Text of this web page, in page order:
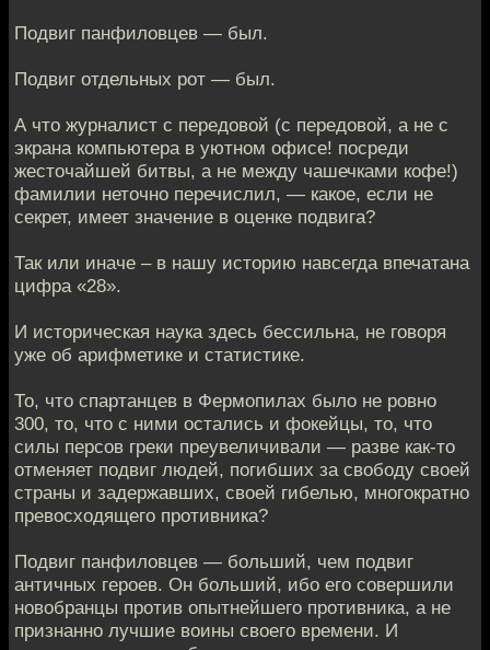
Подвиг панфиловцев — был.
Подвиг отдельных рот — был.
А что журналист с передовой (с передовой, а не с
экрана компьютера в уютном офисе! посреди
жесточайшей битвы, а не между чашечками кофе!)
фамилии неточно перечислил, — какое, если не
секрет, имеет значение в оценке подвига?
Так или иначе – в нашу историю навсегда впечатана
цифра «28».
И историческая наука здесь бессильна, не говоря
уже об арифметике и статистике.
То, что спартанцев в Фермопилах было не ровно
300, то, что с ними остались и фокейцы, то, что
силы персов греки преувеличивали — разве как-то
отменяет подвиг людей, погибших за свободу своей
страны и задержавших, своей гибелью, многократно
превосходящего противника?
Подвиг панфиловцев — больший, чем подвиг
античных героев. Он больший, ибо его совершили
новобранцы против опытнейшего противника, а не
признанно лучшие воины своего времени. И